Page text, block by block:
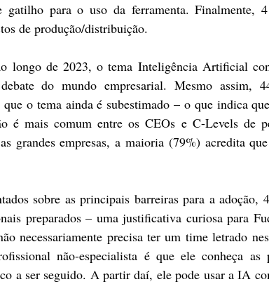
gatilho para o uso da ferramenta. Finalmente,
de produção/distribuição.
longo de 2023, o tema Inteligência Artificial
do mundo empresarial. Mesmo assim,
o tema ainda é subestimado – o que indica
é mais comum entre os CEOs e C-Levels de
grandes empresas, a maioria (79%) acredita
sobre as principais barreiras para a adoção,
preparados – uma justificativa curiosa para
necessariamente precisa ter um time letrado
não-especialista é que ele conheça as
a ser seguido. A partir daí, ele pode usar a IA